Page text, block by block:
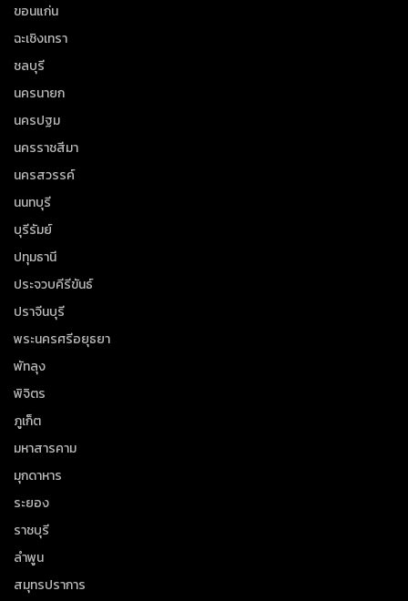
ขอนแก่น
ฉะเชิงเทรา
ชลบุรี
นครนายก
นครปฐม
นครราชสีมา
นครสวรรค์
นนทบุรี
บุรีรัมย์
ปทุมธานี
ประจวบคีรีขันธ์
ปราจีนบุรี
พระนครศรีอยุธยา
พัทลุง
พิจิตร
ภูเก็ต
มหาสารคาม
มุกดาหาร
ระยอง
ราชบุรี
ลำพูน
สมุทรปราการ